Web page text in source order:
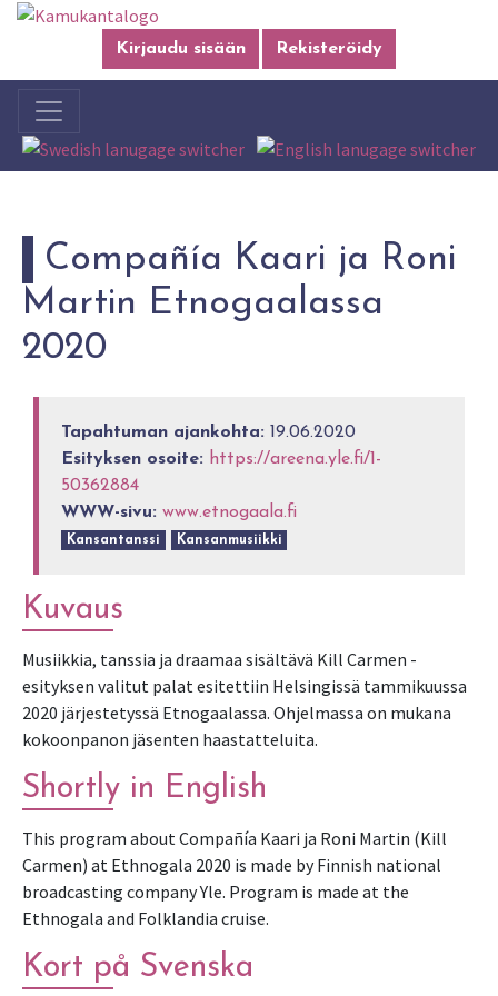
Kirjaudu sisään Rekisteröidy
Compañía Kaari ja Roni
Martin Etnogaalassa
2020
Tapahtuman ajankohta: 19.06.2020
Esityksen osoite: https://areena.yle.fi/1-
50362884
WWW-sivu: www.etnogaala.fi
Kansantanssi Kansanmusiikki
Kuvaus
Musiikkia, tanssia ja draamaa sisältävä Kill Carmen -
esityksen valitut palat esitettiin Helsingissä tammikuussa
2020 järjestetyssä Etnogaalassa. Ohjelmassa on mukana
kokoonpanon jäsenten haastatteluita.
Shortly in English
This program about Compañía Kaari ja Roni Martin (Kill
Carmen) at Ethnogala 2020 is made by Finnish national
broadcasting company Yle. Program is made at the
Ethnogala and Folklandia cruise.
Kort på Svenska